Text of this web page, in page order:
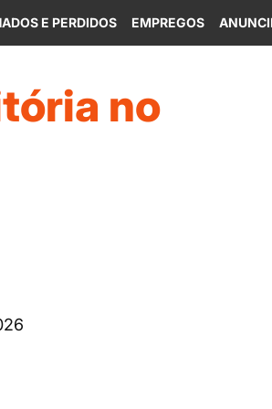
E PERDIDOS EMPREGOS
no